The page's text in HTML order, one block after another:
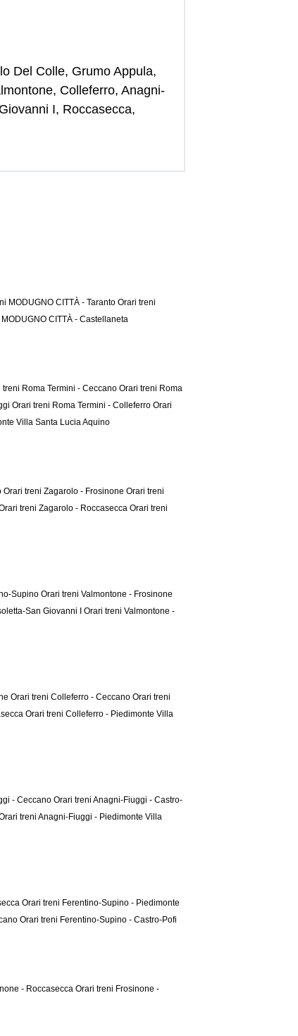
Del Colle, Grumo Appula,
Colleferro, Anagni-
I, Roccasecca,
MODUGNO CITTÀ - Taranto Orari treni
CITTÀ - Castellaneta
treni Roma Termini - Ceccano Orari treni Roma
Orari treni Roma Termini - Colleferro Orari
Villa Santa Lucia Aquino
Orari treni Zagarolo - Frosinone Orari treni
treni Zagarolo - Roccasecca Orari treni
Supino Orari treni Valmontone - Frosinone
San Giovanni I Orari treni Valmontone -
Orari treni Colleferro - Ceccano Orari treni
Orari treni Colleferro - Piedimonte Villa
- Ceccano Orari treni Anagni-Fiuggi - Castro-
treni Anagni-Fiuggi - Piedimonte Villa
Orari treni Ferentino-Supino - Piedimonte
Orari treni Ferentino-Supino - Castro-Pofi
- Roccasecca Orari treni Frosinone -